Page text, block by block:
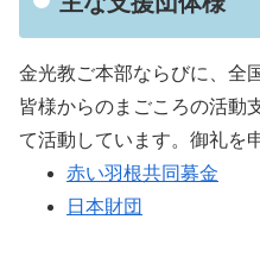
金光教ご本部ならびに、全
皆様からのまごころの活動
て活動しています。御礼を
赤い羽根共同募金
日本財団